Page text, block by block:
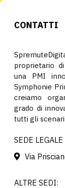
CONTATTI
proprietario
una PMI
Symphonie
creiamo
grado di
tutti gli
SEDE
Via
ALTRE SEDI: